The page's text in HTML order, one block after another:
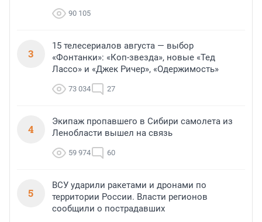
90 105
3
15 телесериалов августа — выбор
«Фонтанки»: «Коп-звезда», новые «Тед
Лассо» и «Джек Ричер», «Одержимость»
73 034 27
4
Экипаж пропавшего в Сибири самолета из
Ленобласти вышел на связь
59 974 60
5
ВСУ ударили ракетами и дронами по
территории России. Власти регионов
сообщили о пострадавших